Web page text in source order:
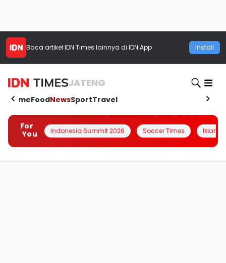
Baca artikel IDN Times lainnya di IDN App Install
JATENG
HomeFoodNewsSportTravel
For
You
Indonesia Summit 2026 Soccer Times Iklanin